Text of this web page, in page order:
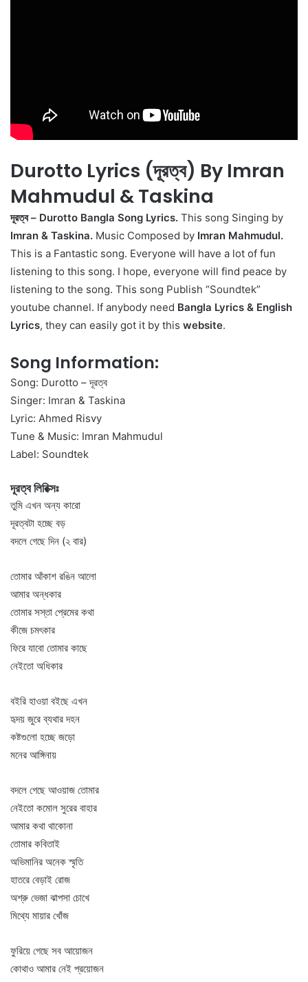
Durotto Lyrics (দূরত্ব) By Imran
Mahmudul & Taskina
দূরত্ব – Durotto Bangla Song Lyrics. This song Singing by
Imran & Taskina. Music Composed by Imran Mahmudul.
This is a Fantastic song. Everyone will have a lot of fun
listening to this song. I hope, everyone will find peace by
listening to the song. This song Publish “Soundtek”
youtube channel. If anybody need Bangla Lyrics & English
Lyrics, they can easily got it by this website.
Song Information:
Song: Durotto – দূরত্ব
Singer: Imran & Taskina
Lyric: Ahmed Risvy
Tune & Music: Imran Mahmudul
Label: Soundtek
দূরত্ব লিরিক্সঃ
তুমি এখন অন্য কারো
দূরত্বটা হচ্ছে বড়
বদলে গেছে দিন (২ বার)
তোমার আঁকাশ রঙিন আলো
আমার অন্ধকার
তোমার সস্তা প্রেমের কথা
কীজে চমৎকার
ফিরে যাবো তোমার কাছে
নেইতো অধিকার
বইরি হাওয়া বইছে এখন
হৃদয় জুরে ব্যথার দহন
কষ্টগুলো হচ্ছে জড়ো
মনের আঙ্গিনায়
বদলে গেছে আওয়াজ তোমার
নেইতো কমোল সুরের বাহার
আমার কথা থাকোনা
তোমার কবিতাই
অভিমানির অনেক স্মৃতি
হাতরে বেড়াই রোজ
অশ্রু ভেজা ঝাপসা চোখে
মিথ্যে মায়ার খোঁজ
ফুরিয়ে গেছে সব আয়োজন
কোথাও আমার নেই প্রয়োজন